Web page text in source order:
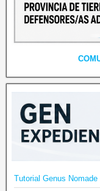
Tutorial Genus Nomade